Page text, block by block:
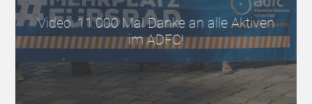
Video: 11.000 Mal Danke an alle Aktiven
im ADFC!